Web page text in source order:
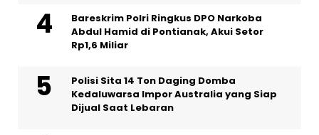
Bareskrim Polri Ringkus DPO Narkoba
Abdul Hamid di Pontianak, Akui Setor
Rp1,6 Miliar
Polisi Sita 14 Ton Daging Domba
Kedaluwarsa Impor Australia yang Siap
Dijual Saat Lebaran